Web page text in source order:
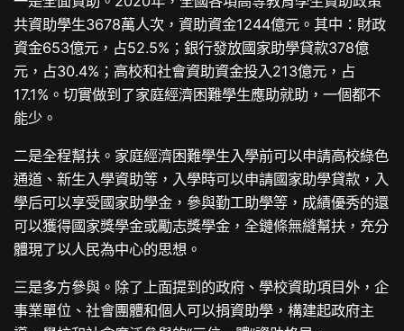
共資助學生3678萬人次，資助資金1244億元。其中：財政
資金653億元，占52.5%；銀行發放國家助學貸款378億
元，占30.4%；高校和社會資助資金投入213億元，占
17.1%。切實做到了家庭經濟困難學生應助就助，一個都不
能少。
二是全程幫扶。家庭經濟困難學生入學前可以申請高校綠色
通道、新生入學資助等，入學時可以申請國家助學貸款，入
學后可以享受國家助學金，參與勤工助學等，成績優秀的還
可以獲得國家獎學金或勵志獎學金，全鏈條無縫幫扶，充分
體現了以人民為中心的思想。
三是多方參與。除了上面提到的政府、學校資助項目外，企
事業單位、社會團體和個人可以捐資助學，構建起政府主